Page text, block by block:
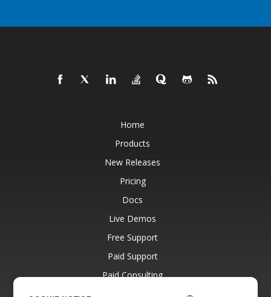
Home
Products
New Releases
Pricing
Docs
Live Demos
Free Support
Paid Support
Paid Consulting